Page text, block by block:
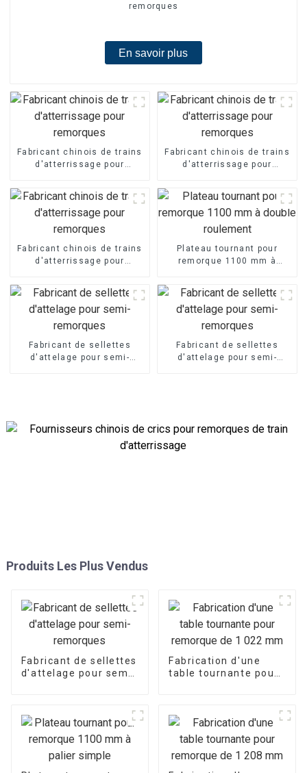
remorques
En savoir plus
Fabricant chinois de trains
d'atterrissage pour
Fabricant chinois de trains
d'atterrissage pour
Fabricant chinois de trains
d'atterrissage pour
Plateau tournant pour
remorque 1100 mm à
Fabricant de sellettes
d'attelage pour semi-
Fabricant de sellettes
d'attelage pour semi-
Produits Les Plus Vendus
Fabricant de sellettes
d'attelage pour semi-
Fabrication d'une
table tournante pour